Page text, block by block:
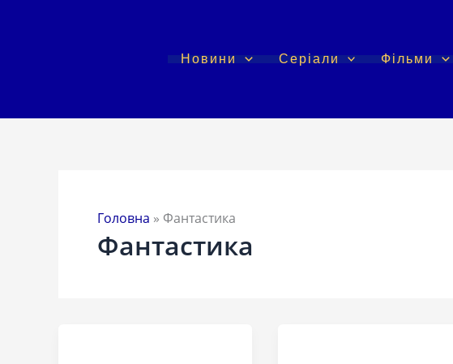
Новини Серіали Фільми
Головна » Фантастика
Фантастика